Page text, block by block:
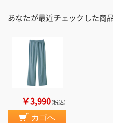
あなたが最近チェックした商
￥3,990（税込）
カゴへ